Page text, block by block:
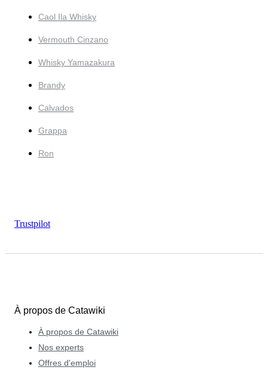
Caol Ila Whisky
Vermouth Cinzano
Whisky Yamazakura
Brandy
Calvados
Grappa
Ron
Trustpilot
À propos de Catawiki
À propos de Catawiki
Nos experts
Offres d'emploi